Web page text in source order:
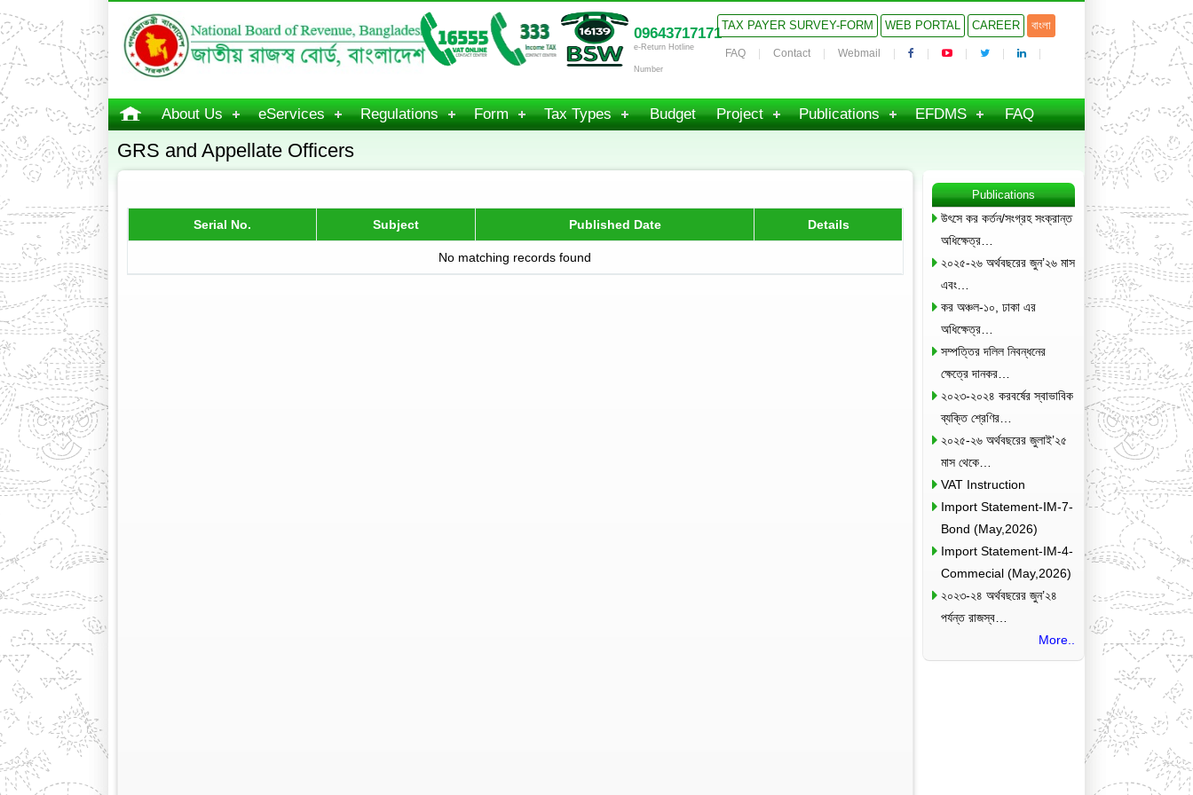
09643717171
e-Return Hotline
Number
TAX PAYER SURVEY-FORM WEB PORTAL CAREER বাংলা
FAQ Contact Webmail
About Us eServices Regulations Form Tax Types Budget Project Publications EFDMS FAQ
GRS and Appellate Officers
Serial No. Subject Published Date Details
No matching records found
Publications
উৎসে কর কর্তন/সংগ্রহ সংক্রান্ত
অধিক্ষেত্র…
২০২৫-২৬ অর্থবছরের জুন’২৬ মাস
এবং…
কর অঞ্চল-১০, ঢাকা এর
অধিক্ষেত্র…
সম্পত্তির দলিল নিবন্ধনের
ক্ষেত্রে দানকর…
২০২৩-২০২৪ করবর্ষের স্বাভাবিক
ব্যক্তি শ্রেণির…
২০২৫-২৬ অর্থবছরের জুলাই’২৫
মাস থেকে…
VAT Instruction
Import Statement-IM-7-
Bond (May,2026)
Import Statement-IM-4-
Commecial (May,2026)
২০২৩-২৪ অর্থবছরের জুন’২৪
পর্যন্ত রাজস্ব…
More..